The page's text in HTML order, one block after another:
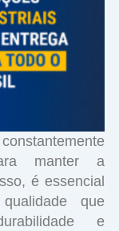
manter a
é essencial
que
e